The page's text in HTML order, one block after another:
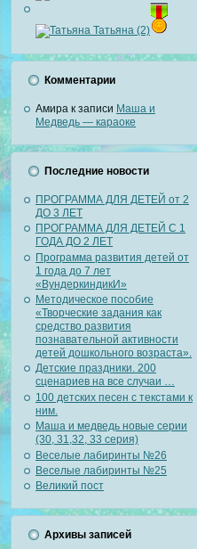
Татьяна (2)
Комментарии
Амира к записи Маша и
Медведь — караоке
Последние новости
ПРОГРАММА ДЛЯ ДЕТЕЙ от 2
ДО 3 ЛЕТ
ПРОГРАММА ДЛЯ ДЕТЕЙ С 1
ГОДА ДО 2 ЛЕТ
Программа развития детей от
1 года до 7 лет
«ВундеркиндикИ»
Методическое пособие
«Творческие задания как
средство развития
познавательной активности
детей дошкольного возраста».
Детские праздники. 200
сценариев на все случаи …
100 детских песен с текстами к
ним.
Маша и медведь новые серии
(30, 31,32, 33 серия)
Веселые лабиринты №26
Веселые лабиринты №25
Великий пост
Архивы записей